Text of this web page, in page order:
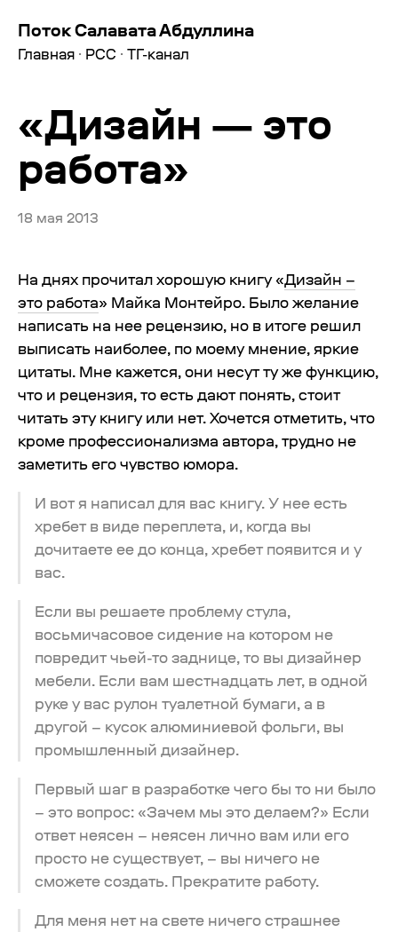
Поток Салавата Абдуллина
Главная · РСС · ТГ-канал
«Дизайн — это
работа»
18 мая 2013
На днях прочитал хорошую книгу «Дизайн –
это работа» Майка Монтейро. Было желание
написать на нее рецензию, но в итоге решил
выписать наиболее, по моему мнение, яркие
цитаты. Мне кажется, они несут ту же функцию,
что и рецензия, то есть дают понять, стоит
читать эту книгу или нет. Хочется отметить, что
кроме профессионализма автора, трудно не
заметить его чувство юмора.
И вот я написал для вас книгу. У нее есть
хребет в виде переплета, и, когда вы
дочитаете ее до конца, хребет появится и у
вас.
Если вы решаете проблему стула,
восьмичасовое сидение на котором не
повредит чьей-то заднице, то вы дизайнер
мебели. Если вам шестнадцать лет, в одной
руке у вас рулон туалетной бумаги, а в
другой – кусок алюминиевой фольги, вы
промышленный дизайнер.
Первый шаг в разработке чего бы то ни было
– это вопрос: «Зачем мы это делаем?» Если
ответ неясен – неясен лично вам или его
просто не существует, – вы ничего не
сможете создать. Прекратите работу.
Для меня нет на свете ничего страшнее